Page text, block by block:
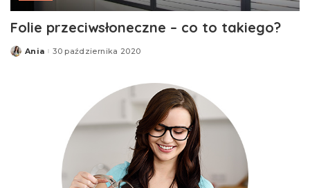
Folie przeciwsłoneczne – co to takiego?
Posted
Ania 30 października 2020